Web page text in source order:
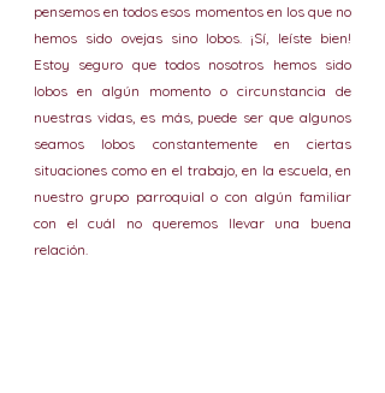
pensemos en todos esos momentos en los que no
hemos sido ovejas sino lobos. ¡Sí, leíste bien!
Estoy seguro que todos nosotros hemos sido
lobos en algún momento o circunstancia de
nuestras vidas, es más, puede ser que algunos
seamos lobos constantemente en ciertas
situaciones como en el trabajo, en la escuela, en
nuestro grupo parroquial o con algún familiar
con el cuál no queremos llevar una buena
relación.